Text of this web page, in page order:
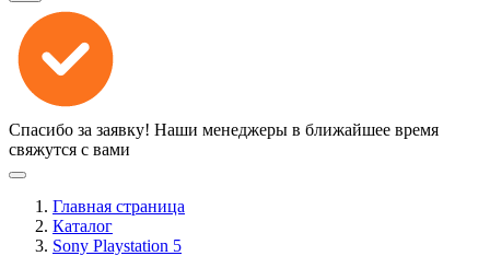
Спасибо за заявку! Наши менеджеры в ближайшее время
свяжутся с вами
Главная страница
Каталог
Sony Playstation 5